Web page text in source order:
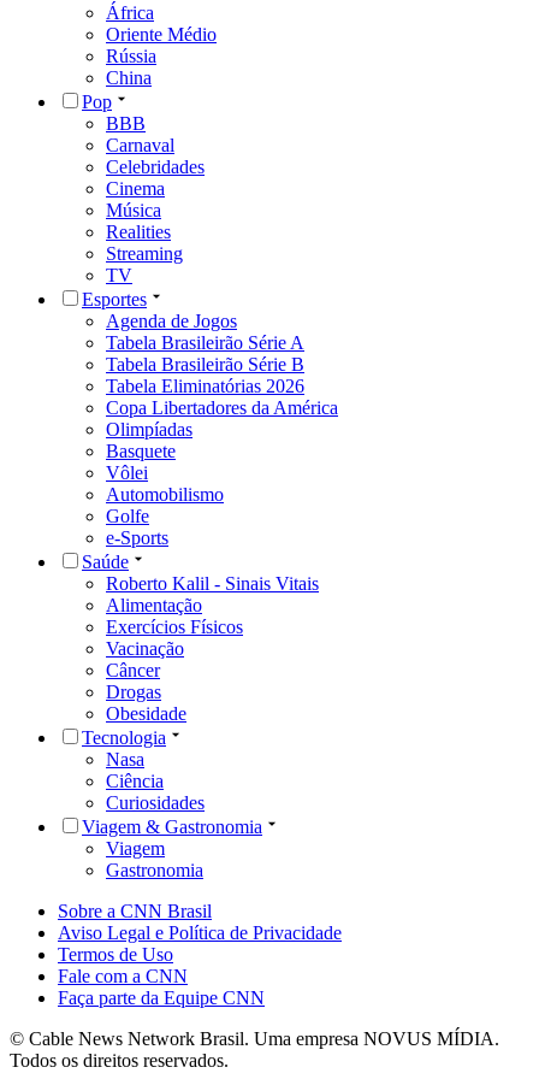
África
Oriente Médio
Rússia
China
Pop
BBB
Carnaval
Celebridades
Cinema
Música
Realities
Streaming
TV
Esportes
Agenda de Jogos
Tabela Brasileirão Série A
Tabela Brasileirão Série B
Tabela Eliminatórias 2026
Copa Libertadores da América
Olimpíadas
Basquete
Vôlei
Automobilismo
Golfe
e-Sports
Saúde
Roberto Kalil - Sinais Vitais
Alimentação
Exercícios Físicos
Vacinação
Câncer
Drogas
Obesidade
Tecnologia
Nasa
Ciência
Curiosidades
Viagem & Gastronomia
Viagem
Gastronomia
Sobre a CNN Brasil
Aviso Legal e Política de Privacidade
Termos de Uso
Fale com a CNN
Faça parte da Equipe CNN
© Cable News Network Brasil. Uma empresa NOVUS MÍDIA.
Todos os direitos reservados.